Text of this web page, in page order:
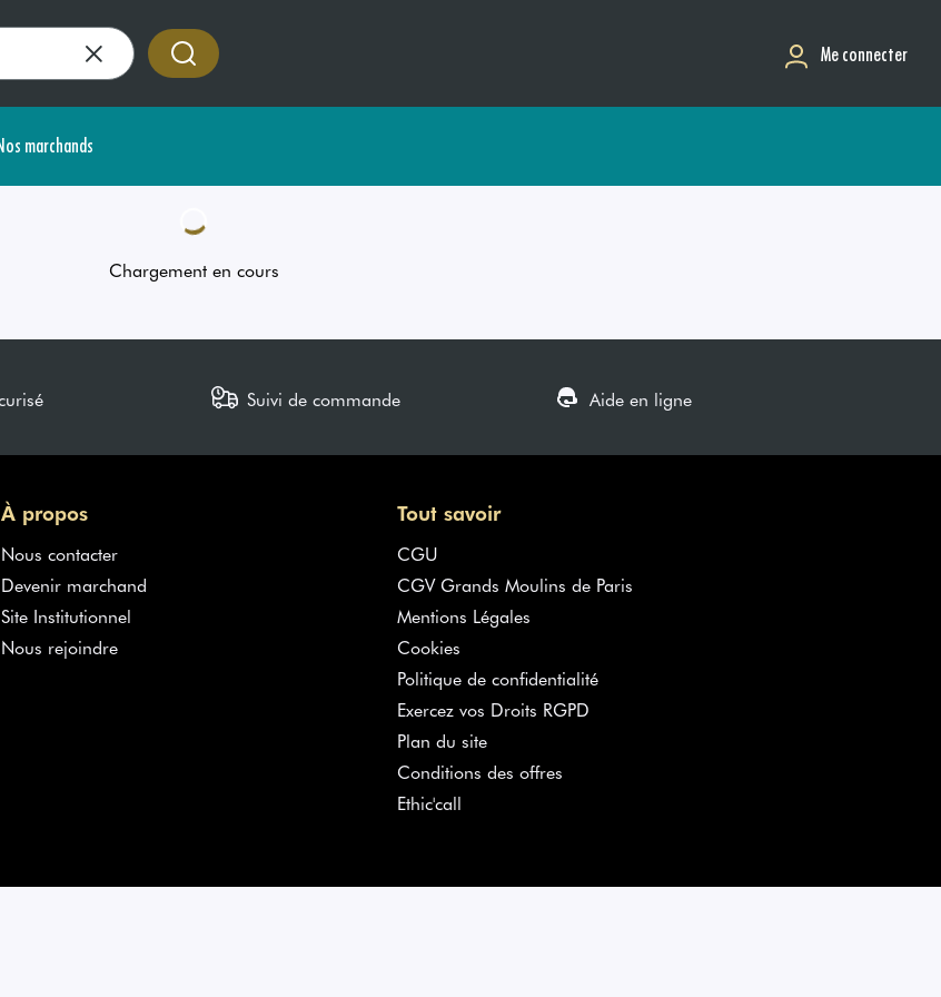
Me connecter
marchands
Chargement en cours
Suivi de commande Aide en ligne
À propos
Nous contacter
Devenir marchand
Site Institutionnel
Nous rejoindre
Tout savoir
CGU
CGV Grands Moulins de Paris
Mentions Légales
Cookies
Politique de confidentialité
Exercez vos Droits RGPD
Plan du site
Conditions des offres
Ethic'call